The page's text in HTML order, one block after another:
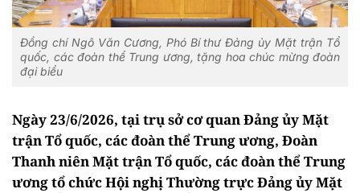
Đồng chí Ngô Văn Cương, Phó Bí thư Đảng ủy Mặt trận Tổ
quốc, các đoàn thể Trung ương, tặng hoa chúc mừng đoàn
đại biểu
Ngày 23/6/2026, tại trụ sở cơ quan Đảng ủy Mặt
trận Tổ quốc, các đoàn thể Trung ương, Đoàn
Thanh niên Mặt trận Tổ quốc, các đoàn thể Trung
ương tổ chức Hội nghị Thường trực Đảng ủy Mặt